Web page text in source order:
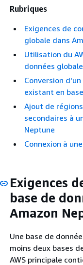
Rubriques
Exigences de
globale dans
Utilisation du
données
Conversion
existant en
Ajout de
secondaires à
Neptune
Connexion à
Exigences
base de
Amazon
Une base de
moins deux bases
AWS principale